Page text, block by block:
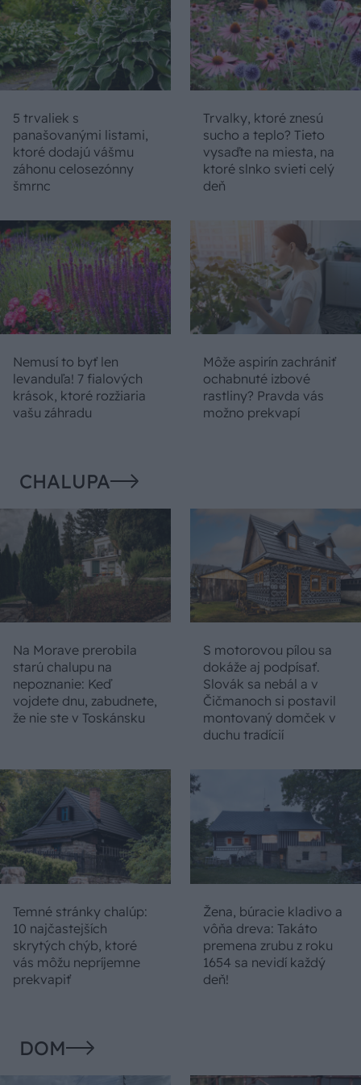
5 trvaliek s
panašovanými listami,
ktoré dodajú vášmu
záhonu celosezónny
šmrnc
Trvalky, ktoré znesú
sucho a teplo? Tieto
vysaďte na miesta, na
ktoré slnko svieti celý
deň
Nemusí to byť len
levanduľa! 7 fialových
krások, ktoré rozžiaria
vašu záhradu
Môže aspirín zachrániť
ochabnuté izbové
rastliny? Pravda vás
možno prekvapí
CHALUPA
Na Morave prerobila
starú chalupu na
nepoznanie: Keď
vojdete dnu, zabudnete,
že nie ste v Toskánsku
S motorovou pílou sa
dokáže aj podpísať.
Slovák sa nebál a v
Čičmanoch si postavil
montovaný domček v
duchu tradícií
Temné stránky chalúp:
10 najčastejších
skrytých chýb, ktoré
vás môžu nepríjemne
prekvapiť
Žena, búracie kladivo a
vôňa dreva: Takáto
premena zrubu z roku
1654 sa nevidí každý
deň!
DOM